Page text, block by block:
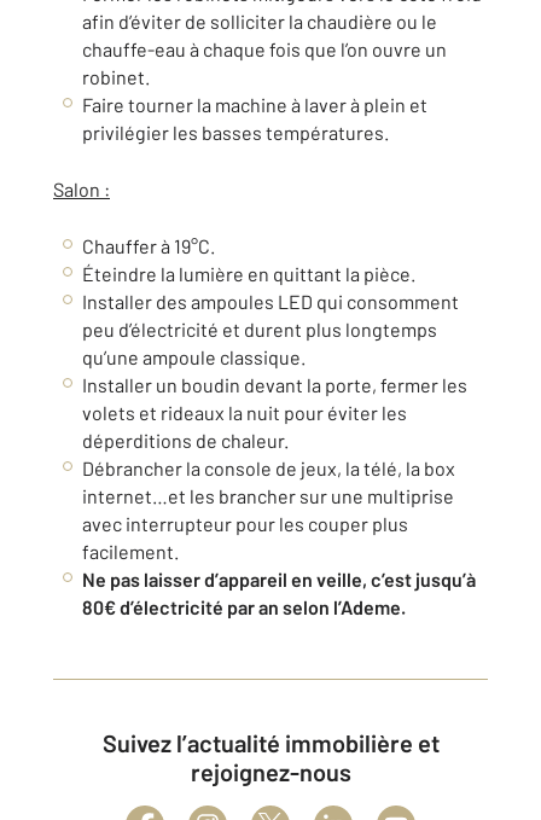
afin d’éviter de solliciter la chaudière ou le
chauffe-eau à chaque fois que l’on ouvre un
robinet.
Faire tourner la machine à laver à plein et
privilégier les basses températures.
Salon :
Chauffer à 19°C.
Éteindre la lumière en quittant la pièce.
Installer des ampoules LED qui consomment
peu d’électricité et durent plus longtemps
qu’une ampoule classique.
Installer un boudin devant la porte, fermer les
volets et rideaux la nuit pour éviter les
déperditions de chaleur.
Débrancher la console de jeux, la télé, la box
internet…et les brancher sur une multiprise
avec interrupteur pour les couper plus
facilement.
Ne pas laisser d’appareil en veille, c’est jusqu’à
80€ d’électricité par an selon l’Ademe.
Suivez l’actualité immobilière et
rejoignez-nous